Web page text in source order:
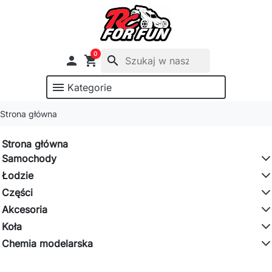
 shopping_cart
0
search
menu Kategorie
Strona główna
Strona główna
Samochody
Łodzie
Części
Akcesoria
Koła
Chemia modelarska